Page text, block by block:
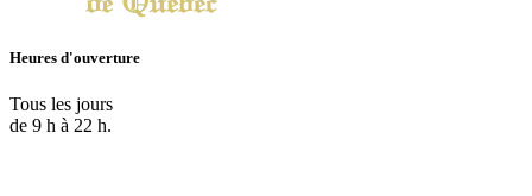
Heures d'ouverture
Tous les jours
de 9 h à 22 h.